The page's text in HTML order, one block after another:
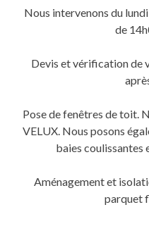
fenêtre)
Nous intervenons du
de
Devis et vérification de
Pose de fenêtres de toit.
VELUX. Nous posons
baies coulissantes
Aménagement et
parquet